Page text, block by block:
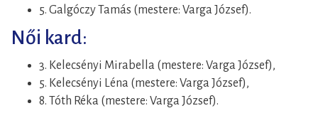
5. Galgóczy Tamás (mestere: Varga József).
Női kard:
3. Kelecsényi Mirabella (mestere: Varga József),
5. Kelecsényi Léna (mestere: Varga József),
8. Tóth Réka (mestere: Varga József).